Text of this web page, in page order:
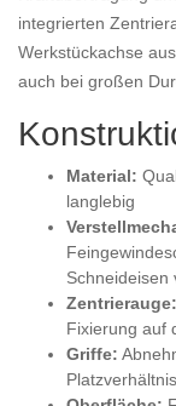
integrierten
Werkstückachse
auch bei großen
Material:
langlebig
Schneideisen
Zentrierauge:
Fixierung auf
Griffe: